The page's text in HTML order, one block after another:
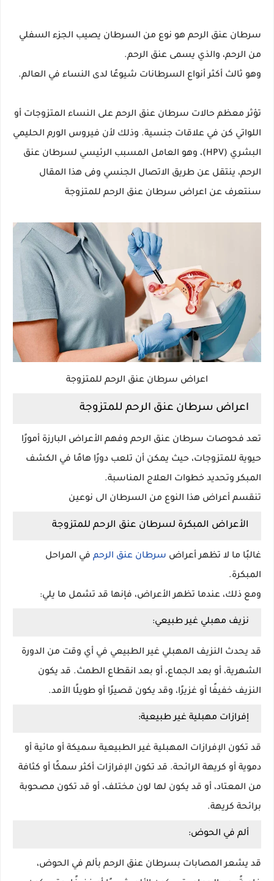
سرطان عنق الرحم هو نوع من السرطان يصيب الجزء السفلي
من الرحم، والذي يسمى عنق الرحم.
وهو ثالث أكثر أنواع السرطانات شيوعًا لدى النساء في العالم.
تؤثر معظم حالات سرطان عنق الرحم على النساء المتزوجات أو
اللواتي كن في علاقات جنسية. وذلك لأن فيروس الورم الحليمي
البشري (HPV)، وهو العامل المسبب الرئيسي لسرطان عنق
الرحم، ينتقل عن طريق الاتصال الجنسي وفى هذا المقال
سنتعرف عن اعراض سرطان عنق الرحم للمتزوجة
اعراض سرطان عنق الرحم للمتزوجة
اعراض سرطان عنق الرحم للمتزوجة
تعد فحوصات سرطان عنق الرحم وفهم الأعراض البارزة أمورًا
حيوية للمتزوجات، حيث يمكن أن تلعب دورًا هامًا في الكشف
المبكر وتحديد خطوات العلاج المناسبة.
تنقسم أعراض هذا النوع من السرطان الى نوعين
الأعراض المبكرة لسرطان عنق الرحم للمتزوجة
غالبًا ما لا تظهر أعراض سرطان عنق الرحم في المراحل
المبكرة.
ومع ذلك، عندما تظهر الأعراض، فإنها قد تشمل ما يلي:
نزيف مهبلي غير طبيعي:
قد يحدث النزيف المهبلي غير الطبيعي في أي وقت من الدورة
الشهرية، أو بعد الجماع، أو بعد انقطاع الطمث. قد يكون
النزيف خفيفًا أو غزيرًا، وقد يكون قصيرًا أو طويلًا الأمد.
إفرازات مهبلية غير طبيعية:
قد تكون الإفرازات المهبلية غير الطبيعية سميكة أو مائية أو
دموية أو كريهة الرائحة. قد تكون الإفرازات أكثر سمكًا أو كثافة
من المعتاد، أو قد يكون لها لون مختلف، أو قد تكون مصحوبة
برائحة كريهة.
ألم في الحوض:
قد يشعر المصابات بسرطان عنق الرحم بألم في الحوض،